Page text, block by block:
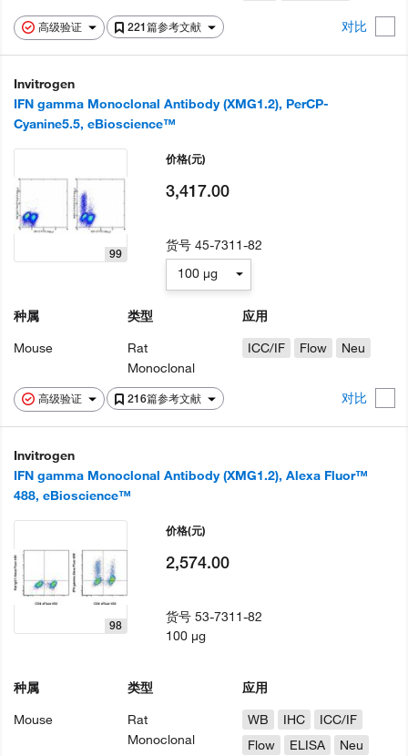
高级验证 221篇参考文献 对比
Invitrogen
IFN gamma Monoclonal Antibody (XMG1.2), PerCP-
Cyanine5.5, eBioscience™
高级验证 216篇参考文献 对比
99
种属
Mouse
类型
Rat
Monoclonal
应用
ICC/IF
Flow Neu
价格(元)
3,417.00
货号45-7311-82
100 µg
Invitrogen
IFN gamma Monoclonal Antibody (XMG1.2), Alexa Fluor™
488, eBioscience™
98
种属
Mouse
类型
Rat
Monoclonal
应用
WB
IHC
ICC/IF
Flow
ELISA Neu
价格(元)
2,574.00
货号53-7311-82
100 µg